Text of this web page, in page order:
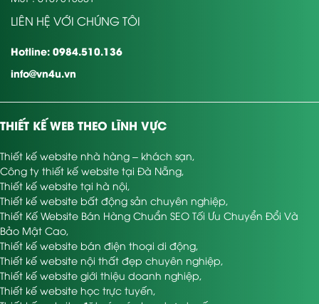
LIÊN HỆ VỚI CHÚNG TÔI
Hotline: 0984.510.136
info@vn4u.vn
THIẾT KẾ WEB THEO LĨNH VỰC
Thiết kế website nhà hàng – khách sạn,
Công ty thiết kế website tại Đà Nẵng,
Thiết kế website tại hà nội,
Thiết kế website bất động sản chuyên nghiệp,
Thiết Kế Website Bán Hàng Chuẩn SEO Tối Ưu Chuyển Đổi Và
Bảo Mật Cao,
Thiết kế website bán điện thoại di động,
Thiết kế website nội thất đẹp chuyên nghiệp,
Thiết kế website giới thiệu doanh nghiệp,
Thiết kế website học trực tuyến,